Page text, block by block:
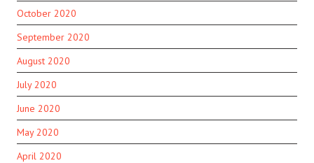
October 2020
September 2020
August 2020
July 2020
June 2020
May 2020
April 2020